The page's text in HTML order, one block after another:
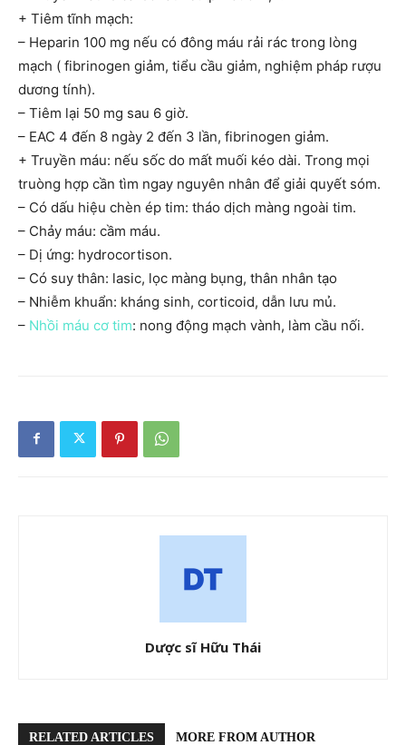
+ Tiêm tĩnh mạch:
– Heparin 100 mg nếu có đông máu rải rác trong lòng
mạch ( fibrinogen giảm, tiểu cầu giảm, nghiệm pháp rượu
dương tính).
– Tiêm lại 50 mg sau 6 giờ.
– EAC 4 đến 8 ngày 2 đến 3 lần, fibrinogen giảm.
+ Truyền máu: nếu sốc do mất muối kéo dài. Trong mọi
truòng hợp cần tìm ngay nguyên nhân để giải quyết sóm.
– Có dấu hiệu chèn ép tim: tháo dịch màng ngoài tim.
– Chảy máu: cầm máu.
– Dị ứng: hydrocortison.
– Có suy thân: lasic, lọc màng bụng, thân nhân tạo
– Nhiễm khuẩn: kháng sinh, corticoid, dẫn lưu mủ.
– Nhồi máu cơ tim: nong động mạch vành, làm cầu nối.
Dược sĩ Hữu Thái
RELATED ARTICLES MORE FROM AUTHOR